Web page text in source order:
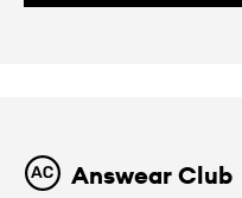
Answear Club